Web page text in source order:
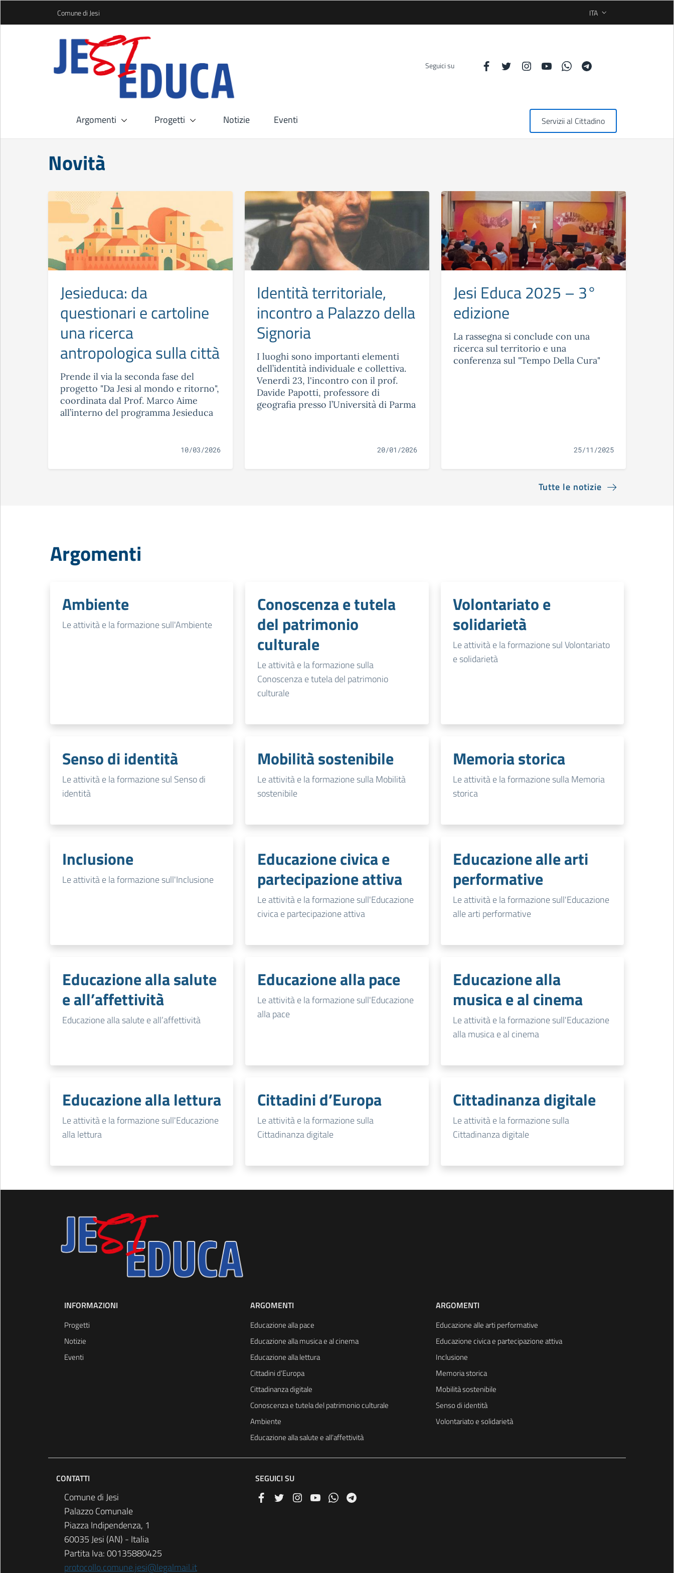
Skip to Main ContentComune di Jesi SELEZIONE LINGUA:
ITA
Seguici su
Argomenti Progetti Notizie Eventi Servizii al Cittadino
Novità
Jesieduca: da
questionari e cartoline
una ricerca
antropologica sulla città
Prende il via la seconda fase del
progetto "Da Jesi al mondo e ritorno",
coordinata dal Prof. Marco Aime
all’interno del programma Jesieduca
10/03/2026
Identità territoriale,
incontro a Palazzo della
Signoria
I luoghi sono importanti elementi
dell’identità individuale e collettiva.
Venerdì 23, l'incontro con il prof.
Davide Papotti, professore di
geografia presso l’Università di Parma
20/01/2026
Jesi Educa 2025 – 3°
edizione
La rassegna si conclude con una
ricerca sul territorio e una
conferenza sul "Tempo Della Cura"
25/11/2025
Tutte le notizie
Argomenti
Ambiente
Le attività e la formazione sull'Ambiente
Conoscenza e tutela
del patrimonio
culturale
Le attività e la formazione sulla
Conoscenza e tutela del patrimonio
culturale
Volontariato e
solidarietà
Le attività e la formazione sul Volontariato
e solidarietà
Senso di identità
Le attività e la formazione sul Senso di
identità
Mobilità sostenibile
Le attività e la formazione sulla Mobilità
sostenibile
Memoria storica
Le attività e la formazione sulla Memoria
storica
Inclusione
Le attività e la formazione sull'Inclusione
Educazione civica e
partecipazione attiva
Le attività e la formazione sull'Educazione
civica e partecipazione attiva
Educazione alle arti
performative
Le attività e la formazione sull'Educazione
alle arti performative
Educazione alla salute
e all’affettività
Educazione alla salute e all’affettività
Educazione alla pace
Le attività e la formazione sull'Educazione
alla pace
Educazione alla
musica e al cinema
Le attività e la formazione sull'Educazione
alla musica e al cinema
Educazione alla lettura
Le attività e la formazione sull'Educazione
alla lettura
Cittadini d’Europa
Le attività e la formazione sulla
Cittadinanza digitale
Cittadinanza digitale
Le attività e la formazione sulla
Cittadinanza digitale
INFORMAZIONI
Progetti
Notizie
Eventi
ARGOMENTI
Educazione alla pace
Educazione alla musica e al cinema
Educazione alla lettura
Cittadini d’Europa
Cittadinanza digitale
Conoscenza e tutela del patrimonio culturale
Ambiente
Educazione alla salute e all’affettività
ARGOMENTI
Educazione alle arti performative
Educazione civica e partecipazione attiva
Inclusione
Memoria storica
Mobilità sostenibile
Senso di identità
Volontariato e solidarietà
CONTATTI
Comune di Jesi
Palazzo Comunale
Piazza Indipendenza, 1
60035 Jesi (AN) - Italia
Partita Iva: 00135880425
protocollo.comune.jesi@legalmail.it
SEGUICI SU